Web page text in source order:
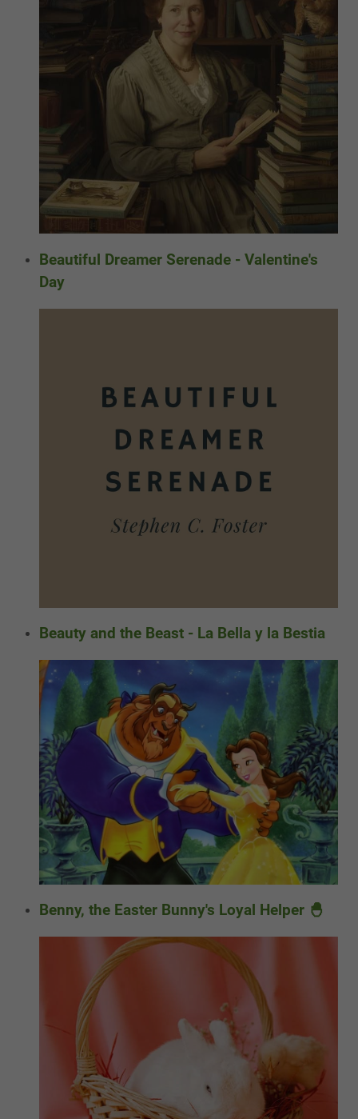
Beautiful Dreamer Serenade - Valentine's
Day
Beauty and the Beast - La Bella y la Bestia
Benny, the Easter Bunny's Loyal Helper 🐣